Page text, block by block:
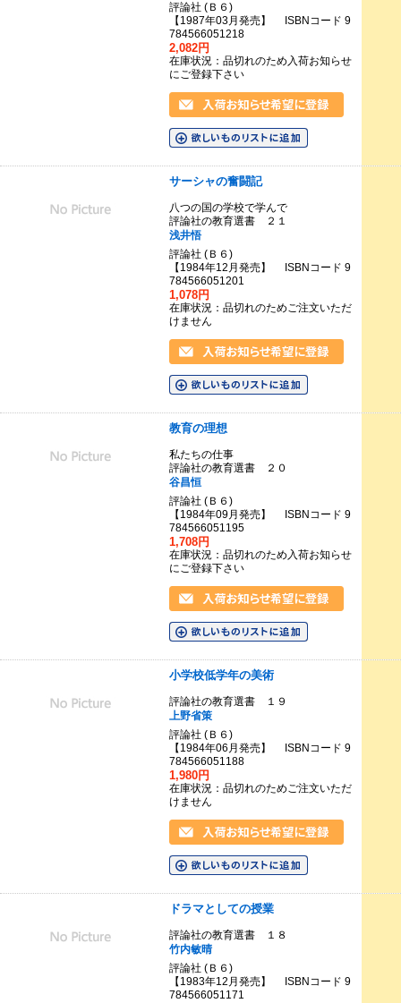
評論社 (Ｂ６)
【1987年03月発売】 ISBNコード 9
784566051218
2,082円
在庫状況：品切れのため入荷お知らせ
にご登録下さい
サーシャの奮闘記
八つの国の学校で学んで
評論社の教育選書 ２１
浅井悟
評論社 (Ｂ６)
【1984年12月発売】 ISBNコード 9
784566051201
1,078円
在庫状況：品切れのためご注文いただ
けません
教育の理想
私たちの仕事
評論社の教育選書 ２０
谷昌恒
評論社 (Ｂ６)
【1984年09月発売】 ISBNコード 9
784566051195
1,708円
在庫状況：品切れのため入荷お知らせ
にご登録下さい
小学校低学年の美術
評論社の教育選書 １９
上野省策
評論社 (Ｂ６)
【1984年06月発売】 ISBNコード 9
784566051188
1,980円
在庫状況：品切れのためご注文いただ
けません
ドラマとしての授業
評論社の教育選書 １８
竹内敏晴
評論社 (Ｂ６)
【1983年12月発売】 ISBNコード 9
784566051171